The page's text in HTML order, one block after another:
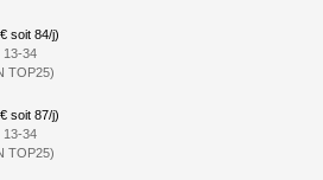
soit 84/j)
13-34
TOP25)
soit 87/j)
13-34
TOP25)